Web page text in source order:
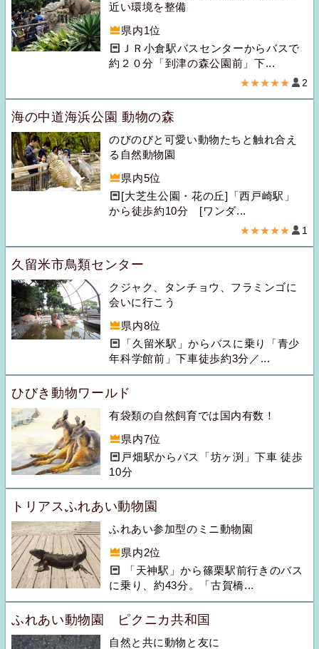
近い環境を整備
県内1位
ＪＲ小倉駅バスセンターからバスで
約２０分「到津の森公園前」下...
★★★★★ 2
海の中道海浜公園 動物の森
のびのびと可愛い動物たちと触れ合え
る自然動物園
県内5位
[大芝生公園・花の丘]「西戸崎駅」
から徒歩約10分 [ワンダ...
★★★★★ 1
久留米市鳥類センター
クジャク、タンチョウ、フラミンゴに
会いに行こう
県内8位
「久留米駅」からバスに乗り「青少
年科学館前」下車徒歩約3分／...
ひびき動物ワールド
有袋類の自然飼育では国内有数！
県内7位
戸畑駅からバス「坊ヶ渕」下車 徒歩
10分
トリアスふれあい動物園
ふれあい参加型のミニ動物園
県内2位
「天神駅」から篠栗駅前行きのバス
に乗り、約43分。「古賀橋...
ふれあい動物園 ピクニカ共和国
自然と共に動物と友に